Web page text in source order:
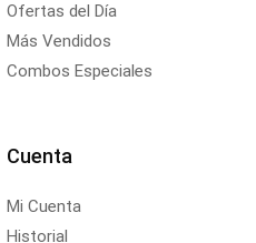
Ofertas del Día
Más Vendidos
Combos Especiales
Cuenta
Mi Cuenta
Historial